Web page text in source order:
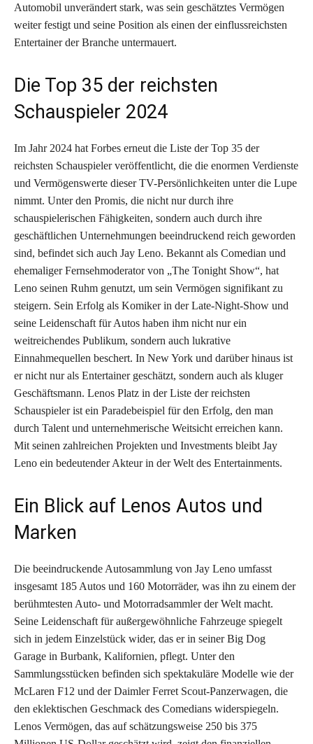
Automobil unverändert stark, was sein geschätztes Vermögen
weiter festigt und seine Position als einen der einflussreichsten
Entertainer der Branche untermauert.
Die Top 35 der reichsten
Schauspieler 2024
Im Jahr 2024 hat Forbes erneut die Liste der Top 35 der
reichsten Schauspieler veröffentlicht, die die enormen Verdienste
und Vermögenswerte dieser TV-Persönlichkeiten unter die Lupe
nimmt. Unter den Promis, die nicht nur durch ihre
schauspielerischen Fähigkeiten, sondern auch durch ihre
geschäftlichen Unternehmungen beeindruckend reich geworden
sind, befindet sich auch Jay Leno. Bekannt als Comedian und
ehemaliger Fernsehmoderator von „The Tonight Show“, hat
Leno seinen Ruhm genutzt, um sein Vermögen signifikant zu
steigern. Sein Erfolg als Komiker in der Late-Night-Show und
seine Leidenschaft für Autos haben ihm nicht nur ein
weitreichendes Publikum, sondern auch lukrative
Einnahmequellen beschert. In New York und darüber hinaus ist
er nicht nur als Entertainer geschätzt, sondern auch als kluger
Geschäftsmann. Lenos Platz in der Liste der reichsten
Schauspieler ist ein Paradebeispiel für den Erfolg, den man
durch Talent und unternehmerische Weitsicht erreichen kann.
Mit seinen zahlreichen Projekten und Investments bleibt Jay
Leno ein bedeutender Akteur in der Welt des Entertainments.
Ein Blick auf Lenos Autos und
Marken
Die beeindruckende Autosammlung von Jay Leno umfasst
insgesamt 185 Autos und 160 Motorräder, was ihn zu einem der
berühmtesten Auto- und Motorradsammler der Welt macht.
Seine Leidenschaft für außergewöhnliche Fahrzeuge spiegelt
sich in jedem Einzelstück wider, das er in seiner Big Dog
Garage in Burbank, Kalifornien, pflegt. Unter den
Sammlungsstücken befinden sich spektakuläre Modelle wie der
McLaren F12 und der Daimler Ferret Scout-Panzerwagen, die
den eklektischen Geschmack des Comedians widerspiegeln.
Lenos Vermögen, das auf schätzungsweise 250 bis 375